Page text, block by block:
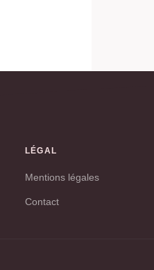
LÉGAL
Mentions légales
Contact